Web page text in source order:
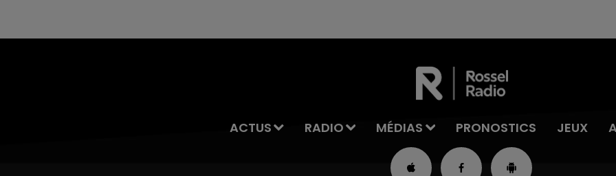
ACTUS RADIO MÉDIAS PRONOSTICS JEUX